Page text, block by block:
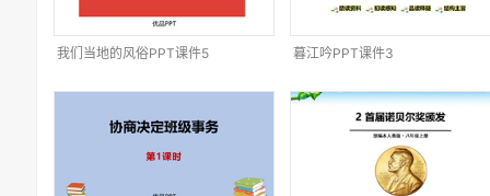
我们当地的风俗PPT课件5 暮江吟PPT课件3